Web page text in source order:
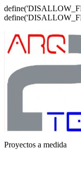
Proyectos a medida